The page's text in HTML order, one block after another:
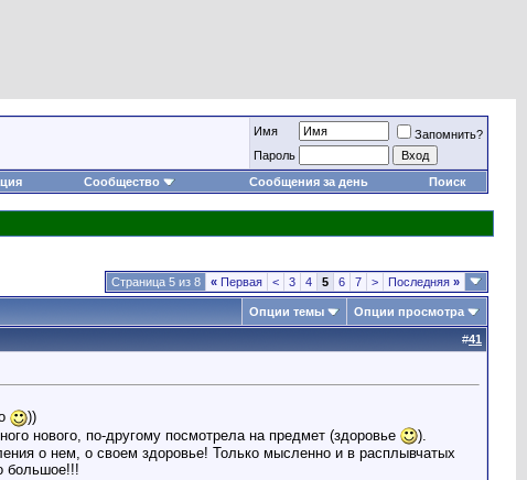
Имя
Запомнить?
Пароль
Сообщество Сообщения за день Поиск
Страница 5 из 8 « Первая < 3 4 5 6 7 > Последняя »
Опции темы Опции просмотра
#41
))
нового, по-другому посмотрела на предмет (здоровье
).
о нем, о своем здоровье! Только мысленно и в расплывчатых
большое!!!